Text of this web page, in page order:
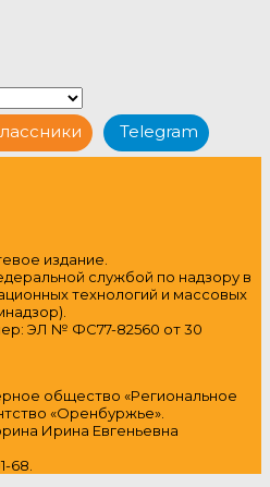
Telegram
издание.
службой по надзору в
технологий и массовых
ЭЛ № ФС77-82560 от 30
общество «Региональное
«Оренбуржье».
Ирина Евгеньевна
68.